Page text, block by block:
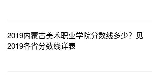
2019内蒙古美术职业学院分数线多少？见
2019各省分数线详表